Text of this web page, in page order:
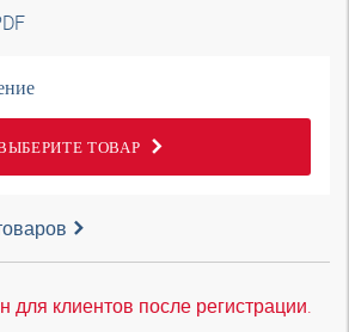
ТОВАР
для клиентов после регистрации.